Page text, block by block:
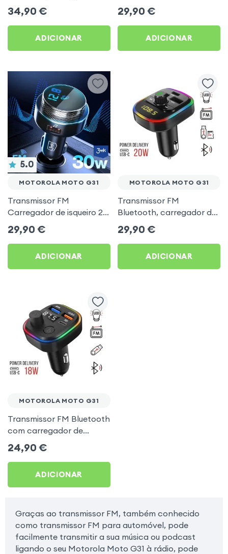
isqueiro USB / USB-C, Kit
mãos livres Multifunção -
4smarts
34,90 €
ADICIONAR
para Motorola Moto G31
29,90 €
ADICIONAR
5.0
MOTOROLA MOTO G31
Transmissor FM
Carregador de isqueiro 2x
USB MicroSD 3mk Preto
para Motorola Moto G31
29,90 €
ADICIONAR
MOTOROLA MOTO G31
Transmissor FM
Bluetooth, carregador de
automóvel USB / USB-C,
C4 - Preto para Motorola
Moto G31
29,90 €
ADICIONAR
MOTOROLA MOTO G31
Transmissor FM Bluetooth
com carregador de
isqueiro USB / USB-C, C2 -
Preto para Motorola
Moto G31
24,90 €
ADICIONAR
Graças ao transmissor FM, também conhecido
como transmissor FM para automóvel, pode
facilmente transmitir a sua música ou podcast
ligando o seu Motorola Moto G31 à rádio, pode